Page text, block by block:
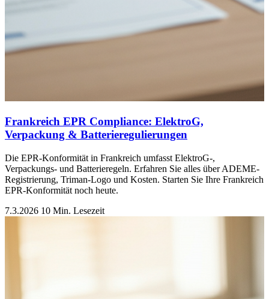
Frankreich EPR Compliance: ElektroG,
Verpackung & Batterieregulierungen
Die EPR-Konformität in Frankreich umfasst ElektroG-,
Verpackungs- und Batterieregeln. Erfahren Sie alles über ADEME-
Registrierung, Triman-Logo und Kosten. Starten Sie Ihre Frankreich
EPR-Konformität noch heute.
7.3.2026 10 Min. Lesezeit